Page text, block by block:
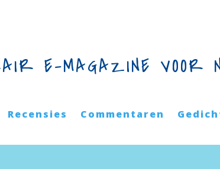
E-MAGAZINE VOOR
Recensies Commentaren